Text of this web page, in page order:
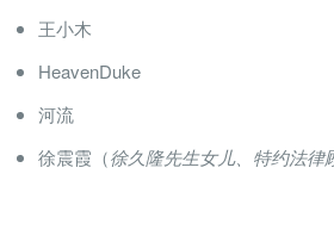
王小木
HeavenDuke
河流
徐震霞（徐久隆先生女儿、特约法律